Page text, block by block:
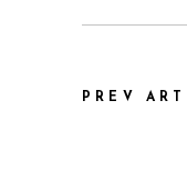
PREV